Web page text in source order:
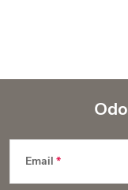
Z Email